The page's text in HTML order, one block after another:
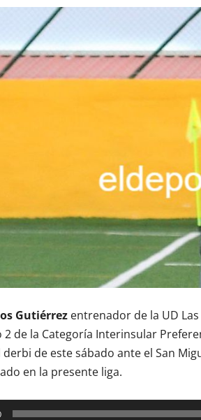
Gutiérrez entrenador de la UD
2 de la Categoría Interinsular
derbi de este sábado ante el San
en la presente liga.